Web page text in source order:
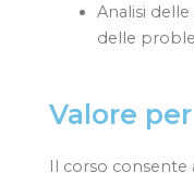
Analisi
delle
Valore
Il corso consente